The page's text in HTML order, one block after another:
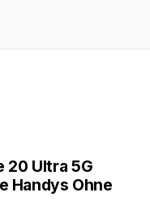
20 Ultra 5G
Handys Ohne